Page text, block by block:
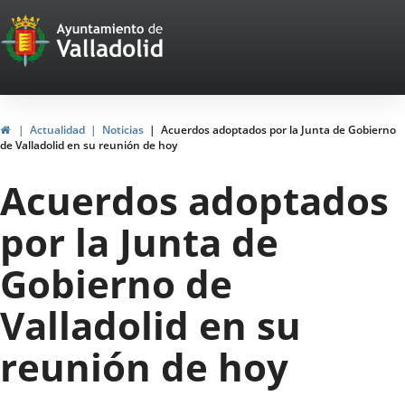
Portal
Web
del
Ayuntamiento
de
Valladolid
InicioActualidad Noticias
Acuerdos adoptados por la Junta de Gobierno
de Valladolid en su reunión de hoy
Acuerdos adoptados
por la Junta de
Gobierno de
Valladolid en su
reunión de hoy